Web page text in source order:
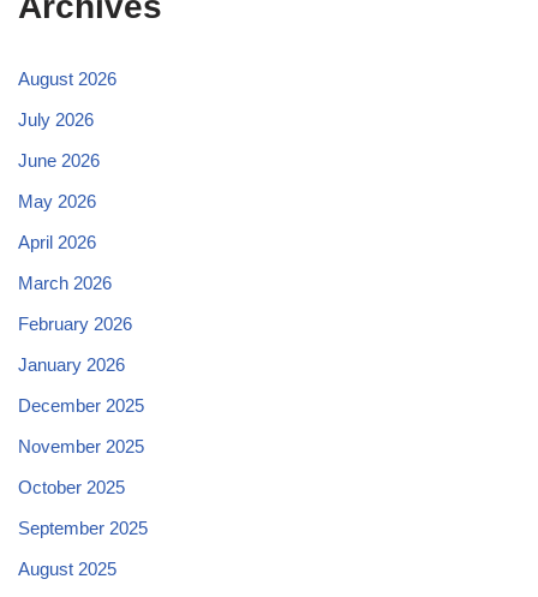
August 2026
July 2026
June 2026
May 2026
April 2026
March 2026
February 2026
January 2026
December 2025
November 2025
October 2025
September 2025
August 2025